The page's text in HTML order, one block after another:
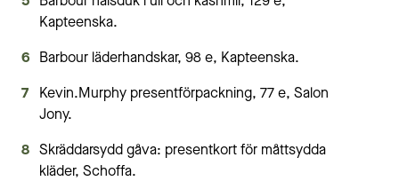
Kapteenska.
Barbour läderhandskar, 98 e, Kapteenska.
Kevin.Murphy presentförpackning, 77 e, Salon
Jony.
Skräddarsydd gåva: presentkort för måttsydda
kläder, Schoffa.